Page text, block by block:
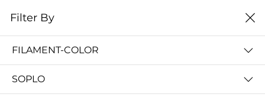
0
No Results
Not Found Filters1
Filter By
FILAMENT-COLOR
SOPLO